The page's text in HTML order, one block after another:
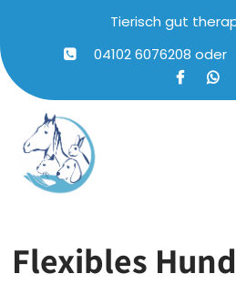
Tierisch gut
04102 6076208 oder
Flexibles